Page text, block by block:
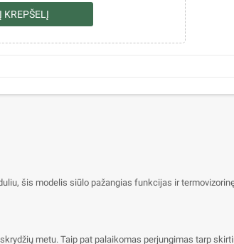
Į KREPŠELĮ
šis modelis siūlo pažangias funkcijas ir
metu. Taip pat palaikomas perjungimas tarp